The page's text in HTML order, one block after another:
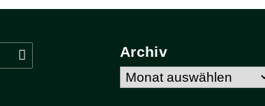
Archiv
Archiv